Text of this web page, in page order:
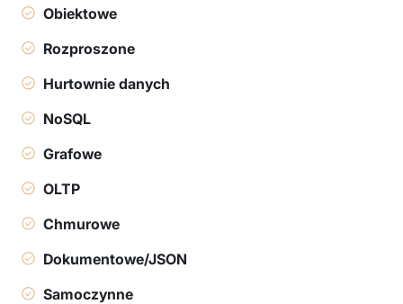
Obiektowe
Rozproszone
Hurtownie danych
NoSQL
Grafowe
OLTP
Chmurowe
Dokumentowe/JSON
Samoczynne